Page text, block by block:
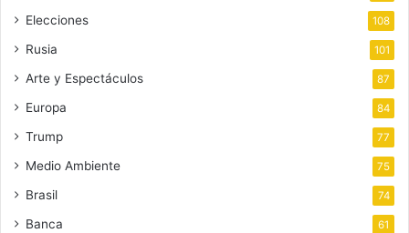
Elecciones 108
Rusia 101
Arte y Espectáculos 87
Europa 84
Trump 77
Medio Ambiente 75
Brasil 74
Banca 61